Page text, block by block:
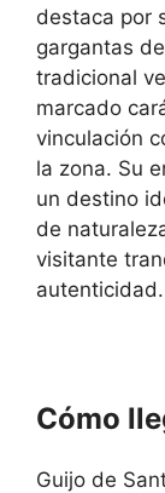
destaca por
gargantas
tradicional
marcado
vinculación
la zona. Su
un destino
de
visitante
autenticidad.
Cómo
Guijo de